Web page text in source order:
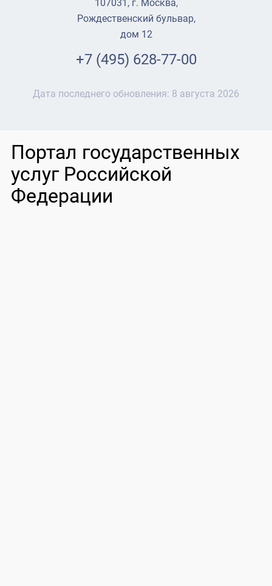
107031, г. Москва,
Рождественский бульвар,
дом 12
+7 (495) 628-77-00
Дата последнего обновления: 8 августа 2026
Портал государственных
услуг Российской
Федерации